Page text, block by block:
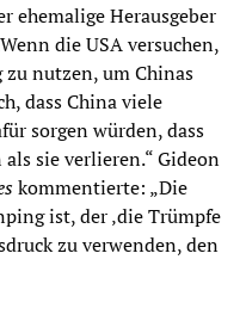
ehemalige Herausgeber
die USA versuchen,
nutzen, um Chinas
dass China viele
sorgen würden, dass
sie verlieren.“ Gideon
kommentierte: „Die
ist, der ‚die Trümpfe
zu verwenden, den